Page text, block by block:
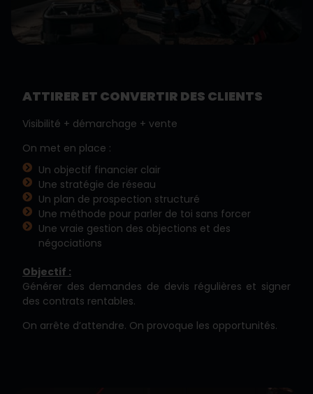
ATTIRER ET CONVERTIR DES CLIENTS
Visibilité + démarchage + vente
On met en place :
Un objectif financier clair
Une stratégie de réseau
Un plan de prospection structuré
Une méthode pour parler de toi sans forcer
Une vraie gestion des objections et des
négociations
Objectif :
Générer des demandes de devis régulières et signer
des contrats rentables.
On arrête d’attendre. On provoque les opportunités.